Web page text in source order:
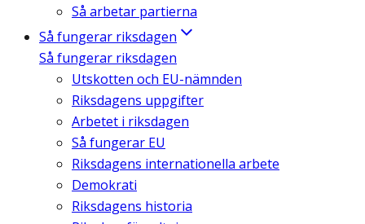
Så arbetar partierna
Så fungerar riksdagen
Så fungerar riksdagen
Utskotten och EU-nämnden
Riksdagens uppgifter
Arbetet i riksdagen
Så fungerar EU
Riksdagens internationella arbete
Demokrati
Riksdagens historia